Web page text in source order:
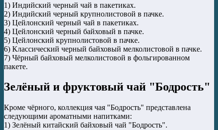
1) Индийский черный чай в пакетиках.
2) Индийский черный крупнолистовой в пачке.
3) Цейлонский черный чай в пакетиках.
4) Цейлонский черный байховый в пачке.
5) Цейлонский крупнолистовой в пачке.
6) Классический черный байховый мелколистовой в пачке.
7) Чёрный байховый мелколистовой в фольгированном
пакете.
Зелёный и фруктовый чай "Бодрость"
Кроме чёрного, коллекция чая "Бодрость" представлена
следующими ароматными напитками:
1) Зелёный китайский байховый чай "Бодрость".